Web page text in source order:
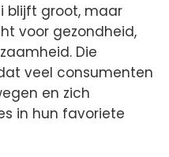
blijft groot, maar
voor gezondheid,
Die
veel consumenten
en zich
in hun favoriete